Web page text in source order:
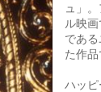
ュ」
ル映
であ
た作品
ハッピ